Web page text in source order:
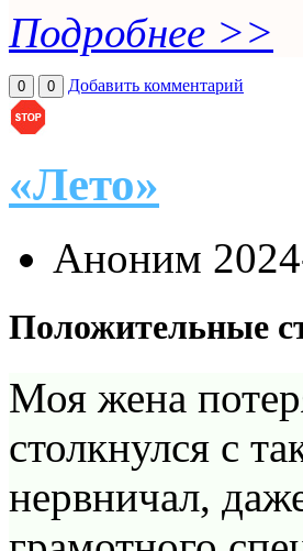
Подробнее >>
0 0 Добавить комментарий
«Лето»
Аноним
Положительные
Моя жена
столкнулся с
нервничал,